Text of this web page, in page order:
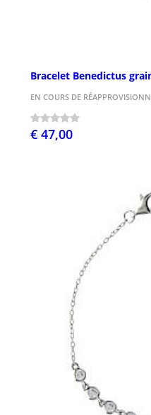
Bracelet Benedictus
EN COURS DE
€ 47,00